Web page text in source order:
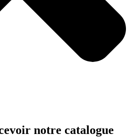
notre catalogue